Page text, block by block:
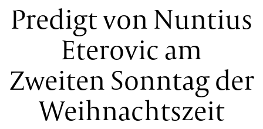
Predigt von Nuntius
Eterovic am
Zweiten Sonntag der
Weihnachtszeit